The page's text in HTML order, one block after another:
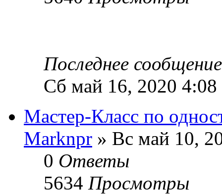
Последнее
Сб май 16, 2020 4:08
Мастер-Класс по
Marknpr » Вс май 10,
0 Ответы
5634 Просмотры